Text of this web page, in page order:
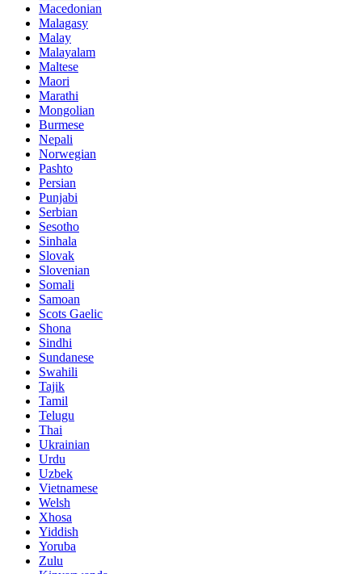
Macedonian
Malagasy
Malay
Malayalam
Maltese
Maori
Marathi
Mongolian
Burmese
Nepali
Norwegian
Pashto
Persian
Punjabi
Serbian
Sesotho
Sinhala
Slovak
Slovenian
Somali
Samoan
Scots Gaelic
Shona
Sindhi
Sundanese
Swahili
Tajik
Tamil
Telugu
Thai
Ukrainian
Urdu
Uzbek
Vietnamese
Welsh
Xhosa
Yiddish
Yoruba
Zulu